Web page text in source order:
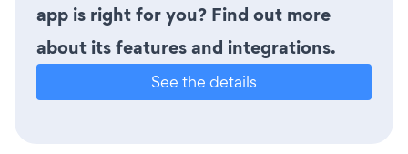
app is right for you? Find out more
about its features and integrations.
See the details